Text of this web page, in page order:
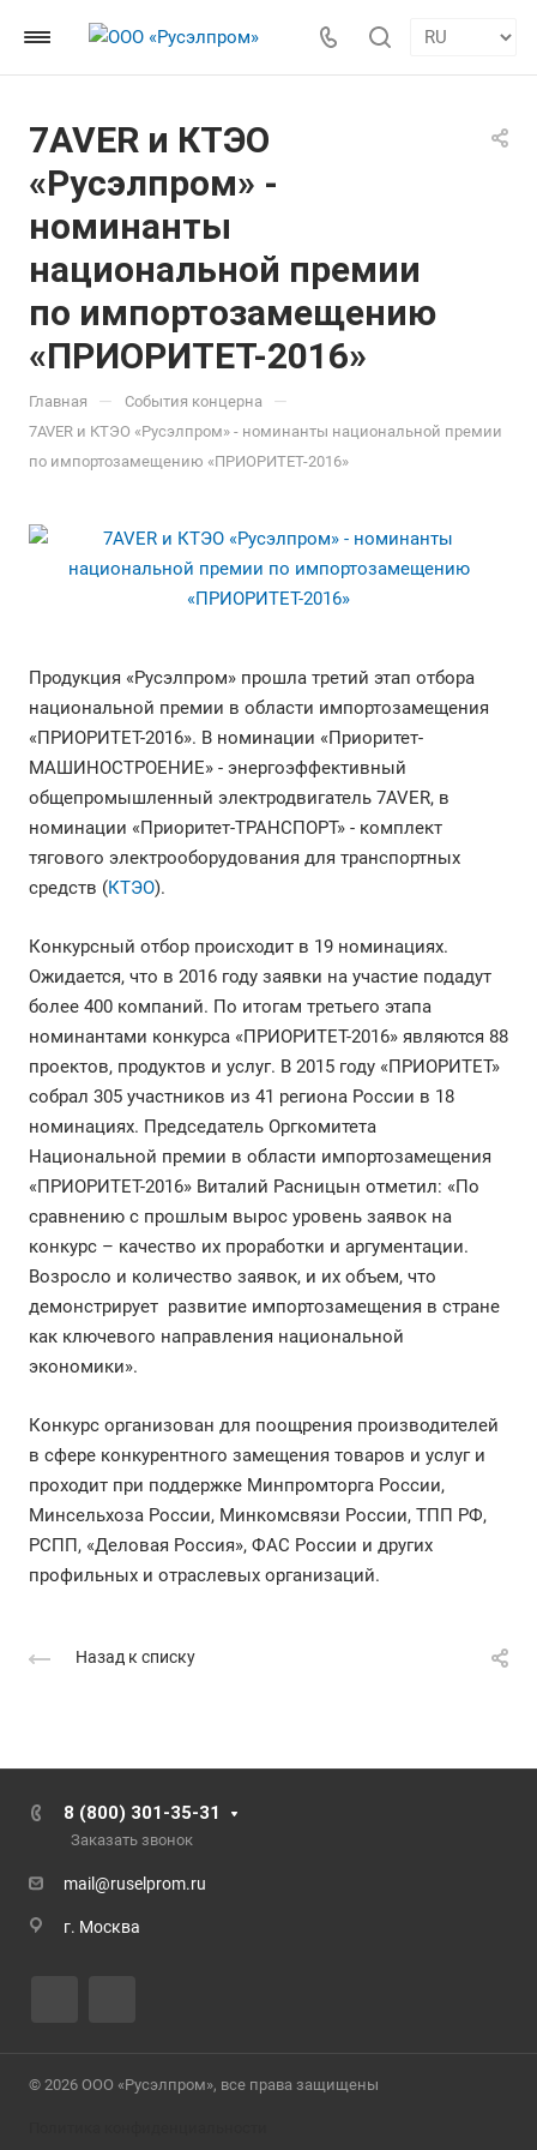
7AVER и КТЭО
«Русэлпром» -
номинанты
национальной премии
по импортозамещению
«ПРИОРИТЕТ-2016»
Главная — События концерна —
7AVER и КТЭО «Русэлпром» - номинанты национальной премии
по импортозамещению «ПРИОРИТЕТ-2016»
Продукция «Русэлпром» прошла третий этап отбора
национальной премии в области импортозамещения
«ПРИОРИТЕТ-2016». В номинации «Приоритет-
МАШИНОСТРОЕНИЕ» - энергоэффективный
общепромышленный электродвигатель 7AVER, в
номинации «Приоритет-ТРАНСПОРТ» - комплект
тягового электрооборудования для транспортных
средств (КТЭО).
Конкурсный отбор происходит в 19 номинациях.
Ожидается, что в 2016 году заявки на участие подадут
более 400 компаний. По итогам третьего этапа
номинантами конкурса «ПРИОРИТЕТ-2016» являются 88
проектов, продуктов и услуг. В 2015 году «ПРИОРИТЕТ»
собрал 305 участников из 41 региона России в 18
номинациях. Председатель Оргкомитета
Национальной премии в области импортозамещения
«ПРИОРИТЕТ-2016» Виталий Расницын отметил: «По
сравнению с прошлым вырос уровень заявок на
конкурс – качество их проработки и аргументации.
Возросло и количество заявок, и их объем, что
демонстрирует развитие импортозамещения в стране
как ключевого направления национальной
экономики».
Конкурс организован для поощрения производителей
в сфере конкурентного замещения товаров и услуг и
проходит при поддержке Минпромторга России,
Минсельхоза России, Минкомсвязи России, ТПП РФ,
РСПП, «Деловая Россия», ФАС России и других
профильных и отраслевых организаций.
Назад к списку
8 (800) 301-35-31
Заказать звонок
mail@ruselprom.ru
г. Москва
© 2026 ООО «Русэлпром», все права защищены